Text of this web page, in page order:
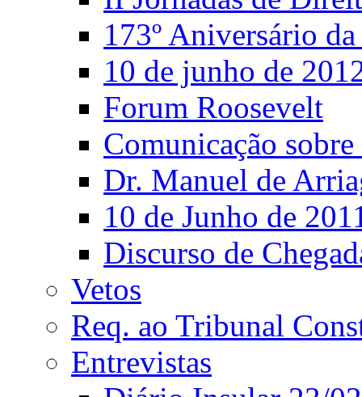
173º Aniversário
10 de junho de
Forum Roosevelt
Comunicação
Dr. Manuel de
10 de Junho de
Discurso de
Vetos
Req. ao Tribunal
Entrevistas